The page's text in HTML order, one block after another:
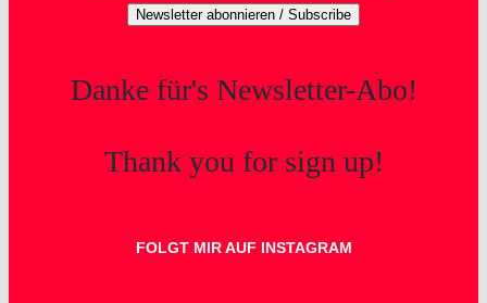
Newsletter abonnieren / Subscribe
Danke für's Newsletter-Abo!
Thank you for sign up!
FOLGT MIR AUF INSTAGRAM